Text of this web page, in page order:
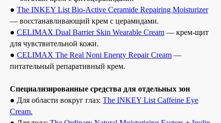
● The INKEY List Bio-Active Ceramide Repairing Moisturizer
— восстанавливающий крем с церамидами.
● CELIMAX Dual Barrier Skin Wearable Cream — крем-щит
для чувствительной кожи.
● CELIMAX The Real Noni Energy Repair Cream —
питательный репаративный крем.
Специализированные средства для отдельных зон
● Для области вокруг глаз: The INKEY List Caffeine Eye
Cream.